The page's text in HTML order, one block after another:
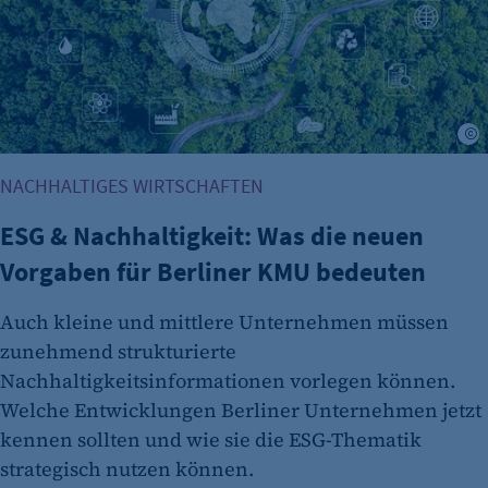
Einverständnis-Optionen des Benutzers
Cookie Laufzeit:
1 Jahr
Name:
et_oi_v2
Anbieter:
etracker GmbH
Zweck:
NACHHALTIGES WIRTSCHAFTEN
ESG & Nachhaltigkeit: Was die neuen
Vorgaben für Berliner KMU bedeuten
Auch kleine und mittlere Unternehmen müssen
zunehmend strukturierte
Nachhaltigkeitsinformationen vorlegen können.
Welche Entwicklungen Berliner Unternehmen jetzt
kennen sollten und wie sie die ESG-Thematik
strategisch nutzen können.